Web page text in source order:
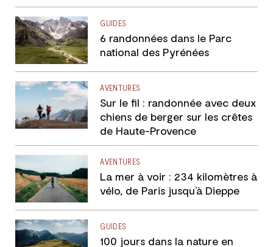
GUIDES
6 randonnées dans le Parc
national des Pyrénées
AVENTURES
Sur le fil : randonnée avec deux
chiens de berger sur les crêtes
de Haute-Provence
AVENTURES
La mer à voir : 234 kilomètres à
vélo, de Paris jusqu’à Dieppe
GUIDES
100 jours dans la nature en